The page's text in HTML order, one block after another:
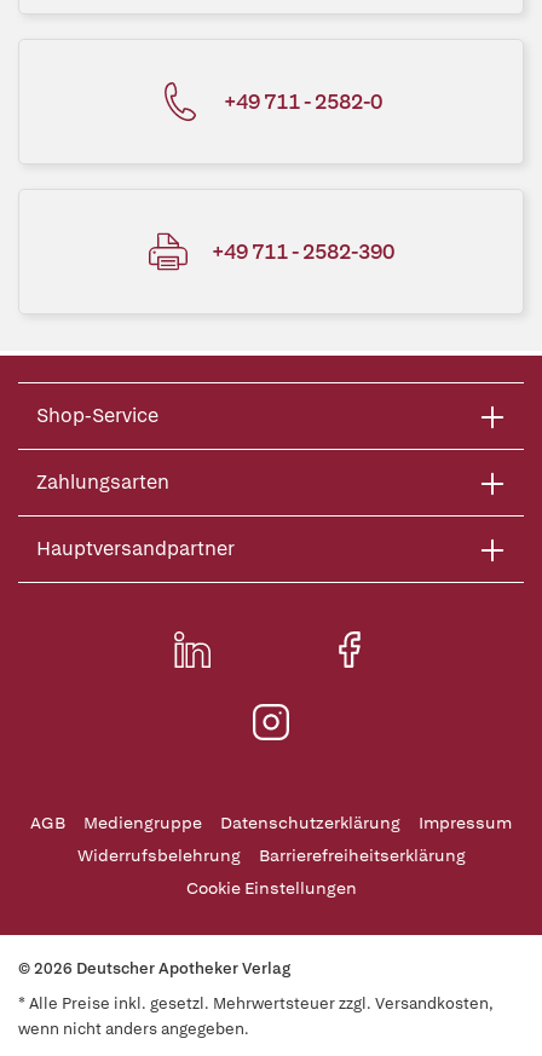
+49 711 - 2582-0
+49 711 - 2582-390
Shop-Service
Zahlungsarten
Hauptversandpartner
AGB Mediengruppe Datenschutzerklärung
Impressum
Widerrufsbelehrung
Barrierefreiheitserklärung
Cookie Einstellungen
© 2026 Deutscher Apotheker Verlag
* Alle Preise inkl. gesetzl. Mehrwertsteuer zzgl. Versandkosten,
wenn nicht anders angegeben.